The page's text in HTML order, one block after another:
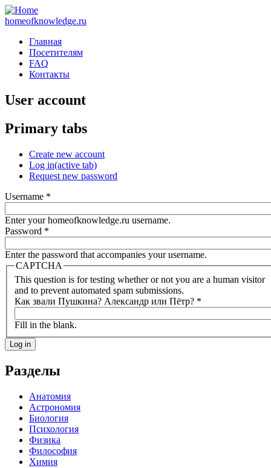
homeofknowledge.ru
Главная
Посетителям
FAQ
Контакты
User account
Primary tabs
Create new account
Log in(active tab)
Request new password
Username *
Enter your homeofknowledge.ru username.
Password *
Enter the password that accompanies your username.
CAPTCHA
This question is for testing whether or not you are a human visitor
and to prevent automated spam submissions.
Как звали Пушкина? Александр или Пётр? *
Fill in the blank.
Разделы
Анатомия
Астрономия
Биология
Психология
Физика
Философия
Химия